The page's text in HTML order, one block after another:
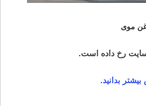
موی
رخ داده است.
بدانید.